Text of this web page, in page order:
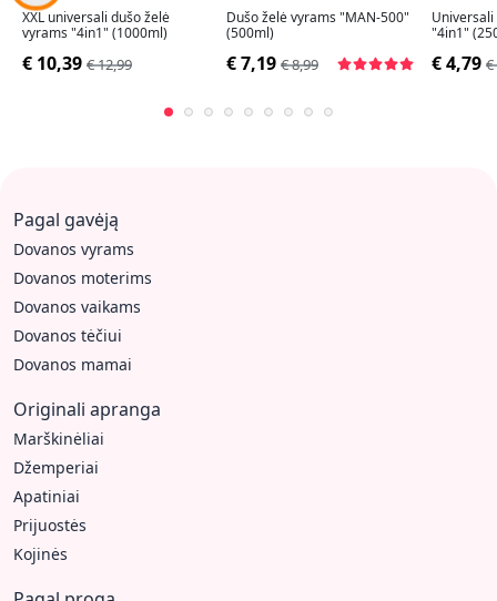
XXL universali dušo želė
vyrams "4in1" (1000ml)
€ 10,39 € 12,99
Dušo želė vyrams "MAN-500"
(500ml)
€ 7,19 € 8,99
"4in1"
€ 4,79 €
Pagal gavėją
Dovanos vyrams
Dovanos moterims
Dovanos vaikams
Dovanos tėčiui
Dovanos mamai
Originali apranga
Marškinėliai
Džemperiai
Apatiniai
Prijuostės
Kojinės